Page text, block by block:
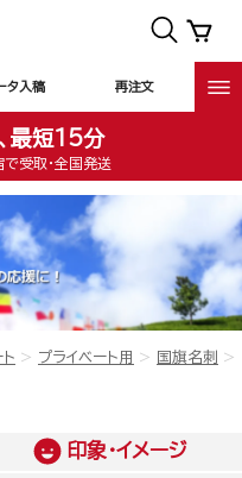
タ入稿 再注文
最短15分
受取・全国発送
プライベート用
国旗名刺
印象・イメージ